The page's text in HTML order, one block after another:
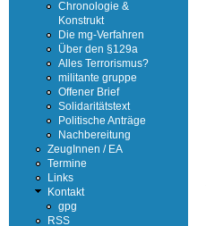
Chronologie &
Konstrukt
Die mg-Verfahren
Über den §129a
Alles Terrorismus?
militante gruppe
Offener Brief
Solidaritätstext
Politische Anträge
Nachbereitung
ZeugInnen / EA
Termine
Links
Kontakt
gpg
RSS